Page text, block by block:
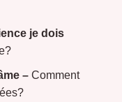
je dois
– Comment